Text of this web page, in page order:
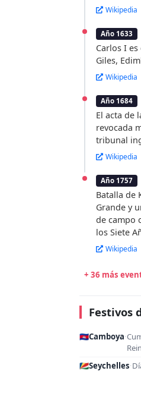
Wikipedia
Año 1633
Carlos I
Giles,
Wikipedia
Año 1684
El acta de
revocada
tribunal
Wikipedia
Año 1757
Batalla de
Grande y
de campo
los Siete
Wikipedia
+ 36 más
Festivos
🇰🇭Camboya·
🇸🇨Seychelles·